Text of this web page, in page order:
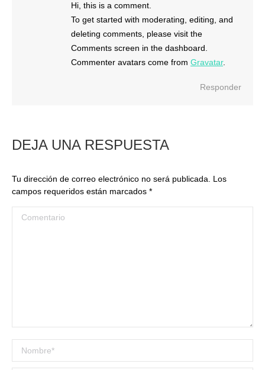
Hi, this is a comment.
To get started with moderating, editing, and
deleting comments, please visit the
Comments screen in the dashboard.
Commenter avatars come from Gravatar.
Responder
DEJA UNA RESPUESTA
Tu dirección de correo electrónico no será publicada. Los
campos requeridos están marcados *
Comentario
Nombre *